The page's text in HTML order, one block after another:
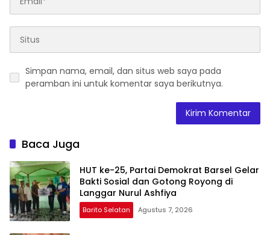
Simpan nama, email, dan situs web saya pada
peramban ini untuk komentar saya berikutnya.
Baca Juga
HUT ke-25, Partai Demokrat Barsel Gelar
Bakti Sosial dan Gotong Royong di
Langgar Nurul Ashfiya
Barito Selatan Agustus 7, 2026